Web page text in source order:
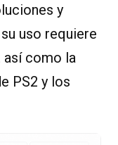
y
uso requiere
como la
PS2 y los